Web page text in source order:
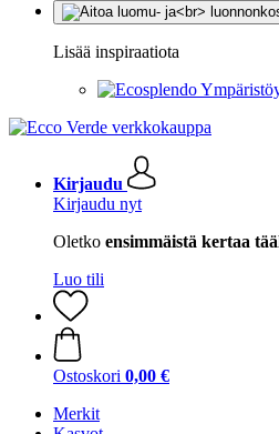
Lisää inspiraatiota
Kirjaudu
Kirjaudu nyt
Oletko ensimmäistä kertaa
Luo tili
Ostoskori 0,00 €
Merkit